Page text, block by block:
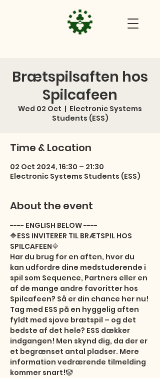
Brætspilsaften hos
Spilcafeen
Wed 02 Oct
  |
Electronic Systems
Students (ESS)
Time & Location
02 Oct 2024, 16:30 – 21:30
Electronic Systems Students (ESS)
About the event
---- ENGLISH BELOW ----
🔷ESS INVITERER TIL BRÆTSPIL HOS
SPILCAFEEN🔷
Har du brug for en aften, hvor du
kan udfordre dine medstuderende i
spil som Sequence, Partners eller en
af de mange andre favoritter hos
Spilcafeen? Så er din chance her nu!
Tag med ESS på en hyggelig aften
fyldt med sjove brætspil – og det
bedste af det hele? ESS dækker
indgangen! Men skynd dig, da der er
et begrænset antal pladser. Mere
information vedrærende tilmelding
kommer snart!🤡